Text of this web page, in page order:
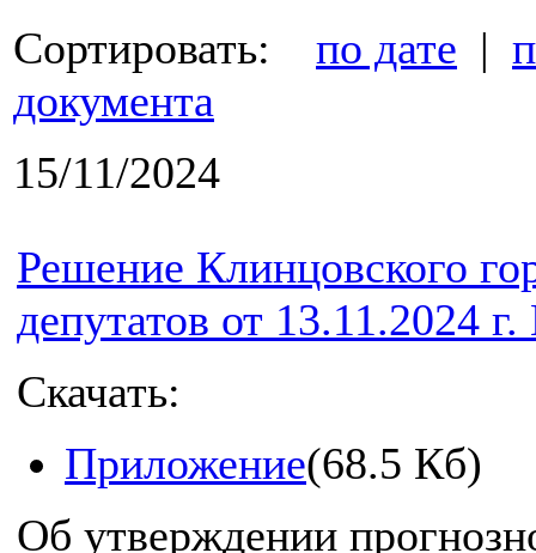
Сортировать: по дате |
документа
15/11/2024
Решение Клинцовского
депутатов от 13.11.2024
Скачать:
Приложение(68.5 Кб)
Об утверждении